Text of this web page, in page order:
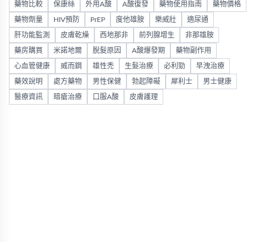
藥物比較 保康絲 外用A酸 A酸復發 藥物使用指南 藥物價格
藥物劑量 HIV預防 PrEP 度他雄胺 樂威壯 適尿通
肝功能監測 皮膚乾燥 西地那非 前列腺增生 非那雄胺
藥房購買 米諾地爾 脫髮原因 A酸爆發期 藥物副作用
心血管健康 威而鋼 雄性禿 生髮治療 必利勁 早洩治療
藥效說明 處方藥物 男性保健 勃起障礙 犀利士 男士健康
醫療資訊 暗瘡治療 口服A酸 皮膚護理